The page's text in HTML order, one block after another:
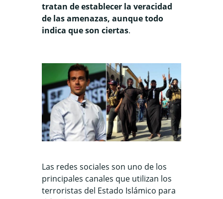
tratan de establecer la veracidad
de las amenazas, aunque todo
indica que son ciertas.
Las redes sociales son uno de los
principales canales que utilizan los
terroristas del Estado Islámico para